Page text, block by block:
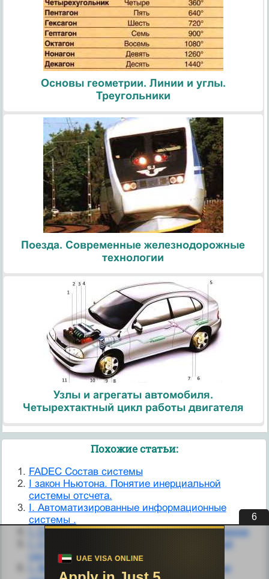
Основы геометрии. Линии и углы.
Треугольники
Поезда. Современные железнодорожные
технологии
Узлы и агрегаты автомобиля.
Четырехтактный цикл работы двигателя
Похожие статьи:
FADEC Состав системы
I закон Ньютона. Понятие инерциальной
системы отсчета.
I. Автоматизированные информационные
системы .
I. Создание «советской системы» в экономике
I. Становление современной политической
системы в Индии
I. Формирование условий для ликвидации
5